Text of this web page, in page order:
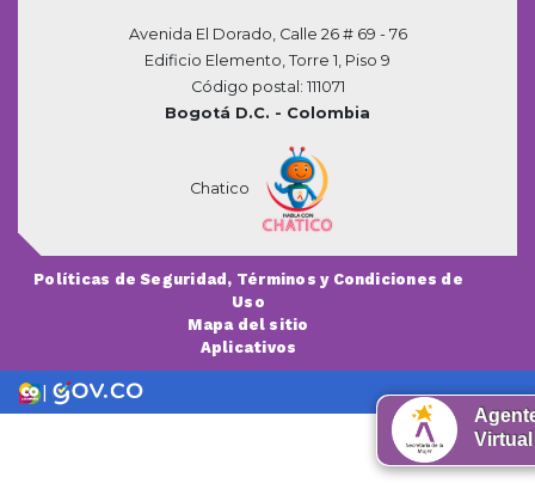
Avenida El Dorado, Calle 26 # 69 - 76
Edificio Elemento, Torre 1, Piso 9
Código postal: 111071
Bogotá D.C. - Colombia
Chatico
Políticas de Seguridad, Términos y Condiciones de
Uso
Mapa del sitio
Aplicativos
|
Virtual